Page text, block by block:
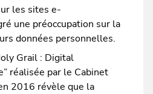
les sites e-
une préoccupation sur la
données personnelles.
Grail : Digital
réalisée par le Cabinet
2016 révèle que la